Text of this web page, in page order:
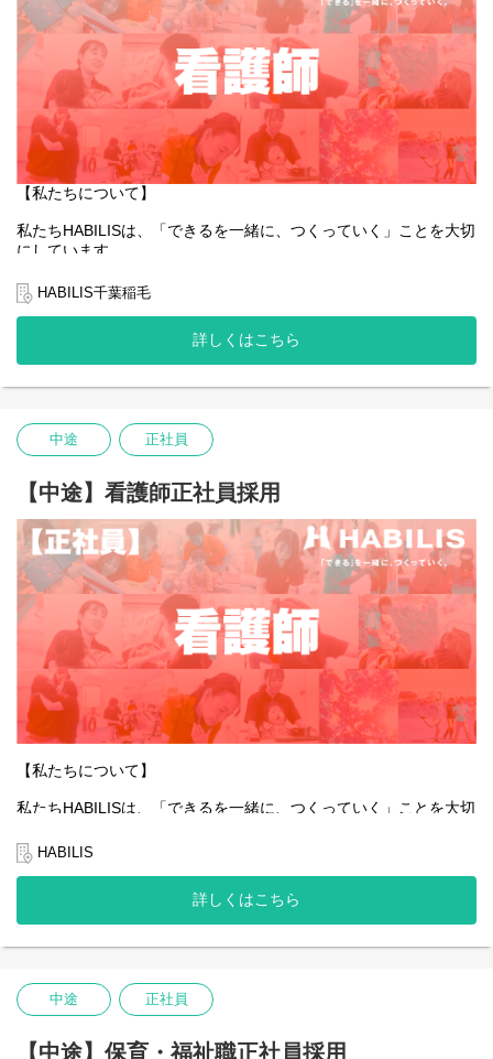
【私たちについて】
私たちHABILISは、「できるを一緒に、つくっていく」ことを大切
にしています。
行っている企業です。
いくことはもちろんのこと、一緒に働くスタッフ自身の「でき
る」も同じように大切にしています。
そんな想いを抱える方にとって、今できることから始め、未来の
あなたの「できる」が、HABILISで広がっていくことを心から応援
HABILIS千葉稲毛
詳しくはこちら
中途 正社員
【中途】看護師正社員採用
【私たちについて】
私たちHABILISは、「できるを一緒に、つくっていく」ことを大切
全国的に約5％しかない、重症心身障害児や医療的ケア児の支援を
行っている企業です。
私たちは子どもたちやご家族、そして社会の「できる」を広げて
いくことはもちろんのこと、一緒に働くスタッフ自身の「でき
る」も同じように大切にしています。
可能性を一緒につくっていける場所でありたいと願っています。
あなたの「できる」が、HABILISで広がっていくことを心から応援
しています。
HABILIS
詳しくはこちら
中途 正社員
【中途】保育・福祉職正社員採用